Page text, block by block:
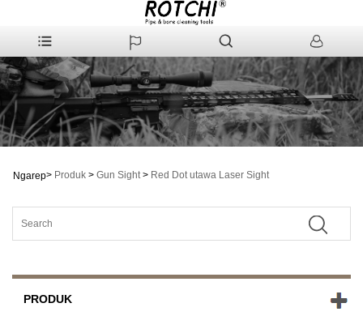
Ngarep> Produk > Gun Sight> Red Dot utawa Laser Sight
PRODUK